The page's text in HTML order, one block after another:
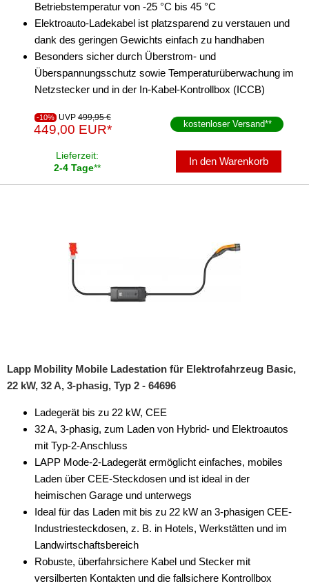
Betriebstemperatur von -25 °C bis 45 °C
Elektroauto-Ladekabel ist platzsparend zu verstauen und
dank des geringen Gewichts einfach zu handhaben
Besonders sicher durch Überstrom- und
Überspannungsschutz sowie Temperaturüberwachung im
Netzstecker und in der In-Kabel-Kontrollbox (ICCB)
-10% UVP 499,95 €
449,00 EUR* kostenloser Versand**
Lieferzeit:
2-4 Tage**
In den Warenkorb
Lapp Mobility Mobile Ladestation für Elektrofahrzeug Basic,
22 kW, 32 A, 3-phasig, Typ 2 - 64696
Ladegerät bis zu 22 kW, CEE
32 A, 3-phasig, zum Laden von Hybrid- und Elektroautos
mit Typ-2-Anschluss
LAPP Mode-2-Ladegerät ermöglicht einfaches, mobiles
Laden über CEE-Steckdosen und ist ideal in der
heimischen Garage und unterwegs
Ideal für das Laden mit bis zu 22 kW an 3-phasigen CEE-
Industriesteckdosen, z. B. in Hotels, Werkstätten und im
Landwirtschaftsbereich
Robuste, überfahrsichere Kabel und Stecker mit
versilberten Kontakten und die fallsichere Kontrollbox